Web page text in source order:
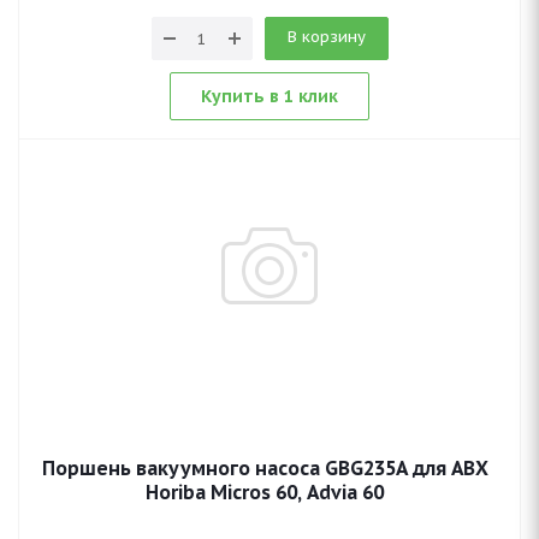
В корзину
Купить в 1 клик
Поршень вакуумного насоса GBG235A для ABX
Horiba Micros 60, Advia 60